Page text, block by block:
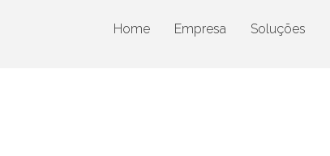
Home Empresa Soluções